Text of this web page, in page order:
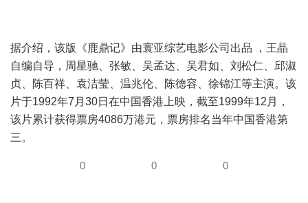
据介绍，该版《鹿鼎记》由寰亚综艺电影公司出品 ，王晶
自编自导，周星驰、张敏、吴孟达、吴君如、刘松仁、邱淑
贞、陈百祥、袁洁莹、温兆伦、陈德容、徐锦江等主演。该
片于1992年7月30日在中国香港上映，截至1999年12月，
该片累计获得票房4086万港元，票房排名当年中国香港第
三。
0 0 0